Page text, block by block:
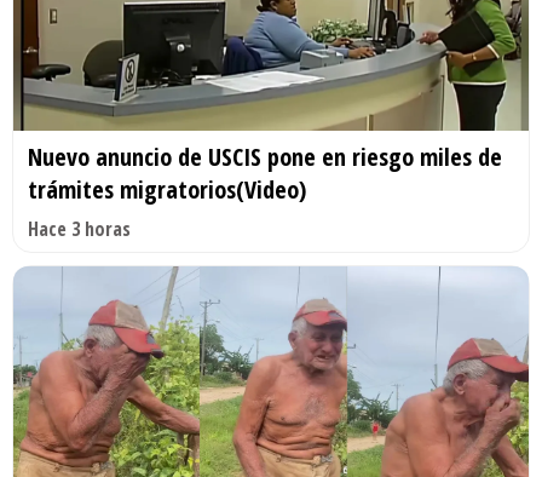
Nuevo anuncio de USCIS pone en riesgo miles de
trámites migratorios(Video)
Hace 3 horas